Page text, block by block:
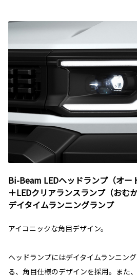
Bi-Beam LEDヘッドランプ（オー
＋LEDクリアランスランプ（おむ
デイタイムランニングランプ
アイコニックな角目デザイン。
ヘッドランプにはデイタイムランニン
る、角目仕様のデザインを採用。また